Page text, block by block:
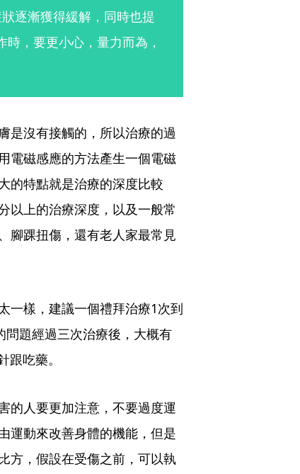
逐漸獲得緩解，同時也提
，要更小心，量力而為，
是沒有接觸的，所以治療的過
電磁感應的方法產生一個電磁
的特點就是治療的深度比較
以上的治療深度，以及一般常
腳踝扭傷，還有老人家最常見
一樣，建議一個禮拜治療1次到
題經過三次治療後，大概有
吃藥。
的人要更加注意，不要過度運
運動來改善身體的機能，但是
方，假設在受傷之前，可以執